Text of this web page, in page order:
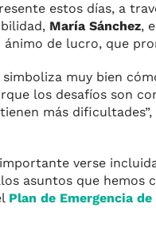
estos días, a
María Sánchez,
ánimo de lucro, que
muy bien
los desafíos son
más
verse
asuntos que hemos
Plan de Emergencia